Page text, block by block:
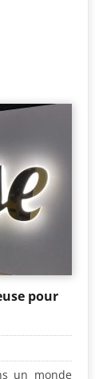
pour
un monde